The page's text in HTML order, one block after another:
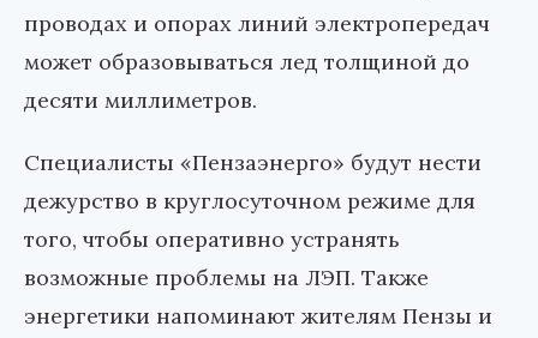
проводах и опорах линий электропередач
может образовываться лед толщиной до
десяти миллиметров.
Специалисты «Пензаэнерго» будут нести
дежурство в круглосуточном режиме для
того, чтобы оперативно устранять
возможные проблемы на ЛЭП. Также
энергетики напоминают жителям Пензы и